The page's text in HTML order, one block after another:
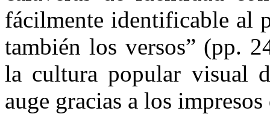
fácilmente identificable al
también los versos” (pp.
la cultura popular visual
auge gracias a los